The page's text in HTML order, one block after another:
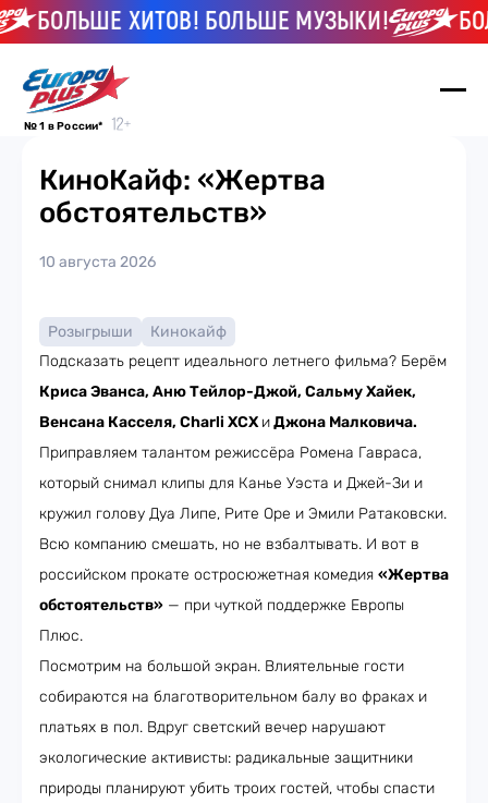
БОЛЬШЕ ХИТОВ! БОЛЬШЕ МУЗЫКИ!
№ 1 в России*
КиноКайф: «Жертва
обстоятельств»
10 августа 2026
Розыгрыши
Кинокайф
Подсказать рецепт идеального летнего фильма? Берём
Криса Эванса, Аню Тейлор-Джой, Сальму Хайек,
Венсана Касселя, Charli XCXиДжона Малковича.
Приправляем талантом режиссёра Ромена Гавраса,
который снимал клипы для Канье Уэста и Джей-Зи и
кружил голову Дуа Липе, Рите Оре и Эмили Ратаковски.
Всю компанию смешать, но не взбалтывать. И вот в
российском прокате остросюжетная комедия «Жертва
обстоятельств» — при чуткой поддержке Европы
Плюс.
Посмотрим на большой экран. Влиятельные гости
собираются на благотворительном балу во фраках и
платьях в пол. Вдруг светский вечер нарушают
экологические активисты: радикальные защитники
природы планируют убить троих гостей, чтобы спасти